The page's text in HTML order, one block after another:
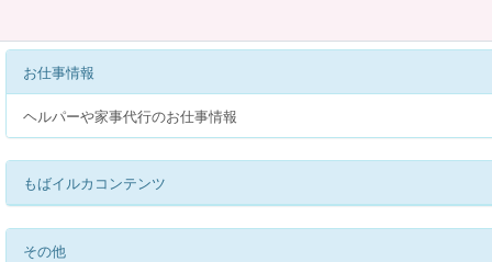
お仕事情報
ヘルパーや家事代行のお仕事情報
もばイルカコンテンツ
その他